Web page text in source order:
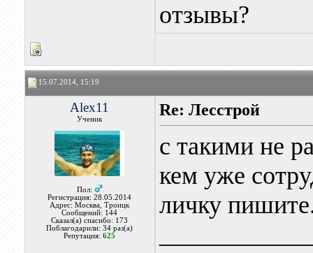
отзывы?
15.07.2014, 15:19
Alex11
Ученик
Пол:
Регистрация: 28.05.2014
Адрес: Москва, Троицк
Сообщений: 144
Сказал(а) спасибо: 173
Поблагодарили: 34 раз(а)
Репутация:625
Re: Лесстрой
с такими не
кем уже
личку